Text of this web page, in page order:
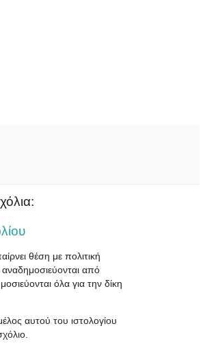
θέση με πολιτική
από
όλα για την δίκη
αυτού του ιστολογίου